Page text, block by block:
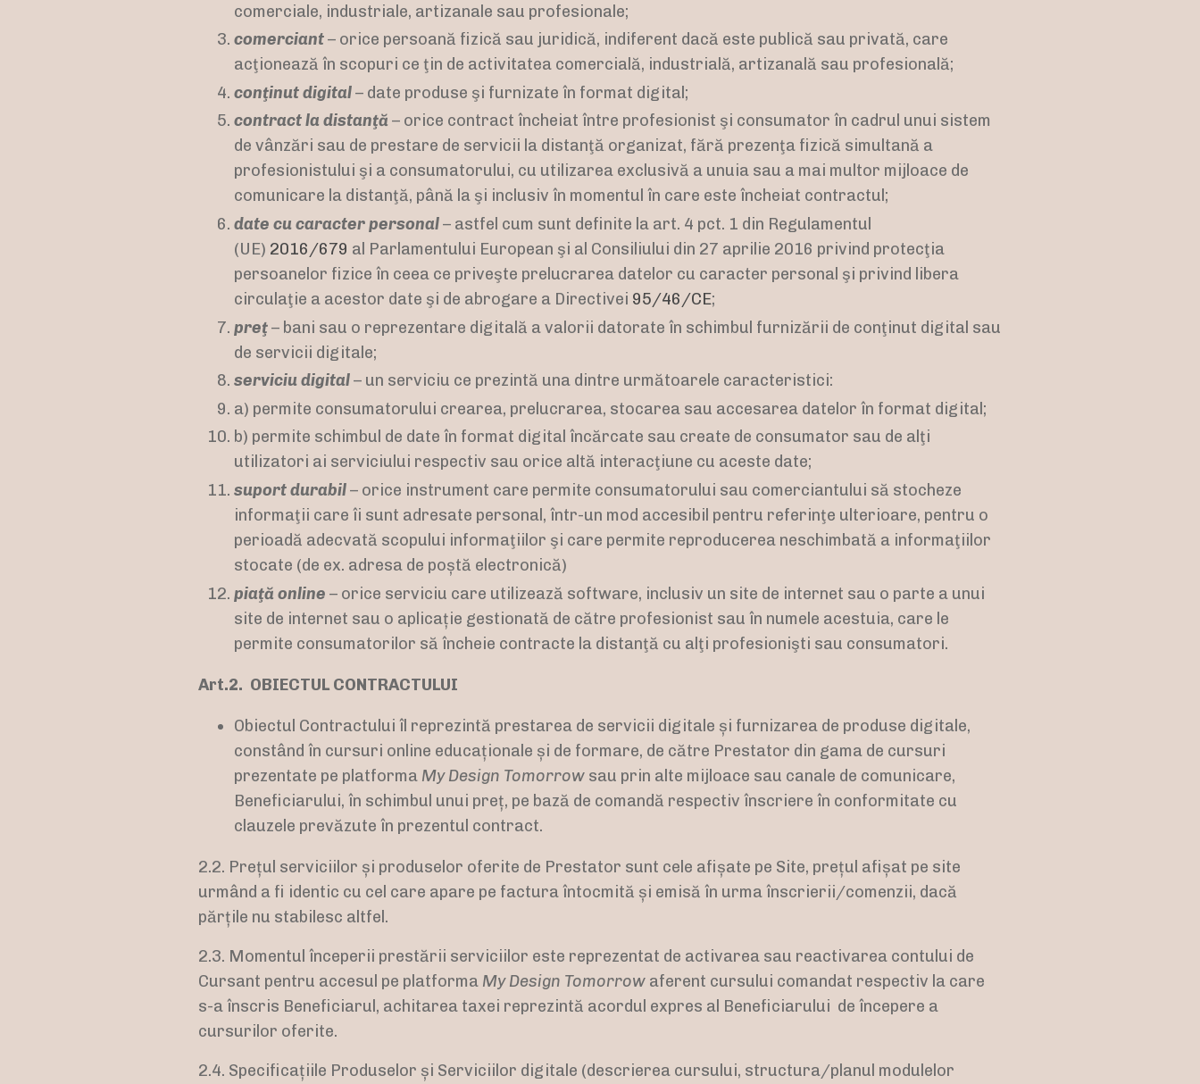
comerciale, industriale, artizanale sau profesionale;
comerciant– orice persoană fizică sau juridică, indiferent dacă este publică sau privată, care
acţionează în scopuri ce ţin de activitatea comercială, industrială, artizanală sau profesională;
conţinut digital– date produse şi furnizate în format digital;
contract la distanţă– orice contract încheiat între profesionist şi consumator în cadrul unui sistem
de vânzări sau de prestare de servicii la distanţă organizat, fără prezenţa fizică simultană a
profesionistului şi a consumatorului, cu utilizarea exclusivă a unuia sau a mai multor mijloace de
comunicare la distanţă, până la şi inclusiv în momentul în care este încheiat contractul;
date cu caracter personal– astfel cum sunt definite la art. 4 pct. 1 din Regulamentul
(UE) 2016/679 al Parlamentului European şi al Consiliului din 27 aprilie 2016 privind protecţia
persoanelor fizice în ceea ce priveşte prelucrarea datelor cu caracter personal şi privind libera
circulaţie a acestor date şi de abrogare a Directivei 95/46/CE;
preţ– bani sau o reprezentare digitală a valorii datorate în schimbul furnizării de conţinut digital sau
de servicii digitale;
serviciu digital– un serviciu ce prezintă una dintre următoarele caracteristici:
a) permite consumatorului crearea, prelucrarea, stocarea sau accesarea datelor în format digital;
b) permite schimbul de date în format digital încărcate sau create de consumator sau de alţi
utilizatori ai serviciului respectiv sau orice altă interacţiune cu aceste date;
suport durabil– orice instrument care permite consumatorului sau comerciantului să stocheze
informaţii care îi sunt adresate personal, într-un mod accesibil pentru referinţe ulterioare, pentru o
perioadă adecvată scopului informaţiilor şi care permite reproducerea neschimbată a informaţiilor
stocate (de ex. adresa de poștă electronică)
piaţă online – orice serviciu care utilizează software, inclusiv un site de internet sau o parte a unui
site de internet sau o aplicație gestionată de către profesionist sau în numele acestuia, care le
permite consumatorilor să încheie contracte la distanţă cu alţi profesionişti sau consumatori.
Art.2. OBIECTUL CONTRACTULUI
Obiectul Contractului îl reprezintă prestarea de servicii digitale și furnizarea de produse digitale,
constând în cursuri online educaționale și de formare, de către Prestator din gama de cursuri
prezentate pe platforma My Design Tomorrow sau prin alte mijloace sau canale de comunicare,
Beneficiarului, în schimbul unui preț, pe bază de comandă respectiv înscriere în conformitate cu
clauzele prevăzute în prezentul contract.
2.2. Prețul serviciilor și produselor oferite de Prestator sunt cele afișate pe Site, prețul afișat pe site
urmând a fi identic cu cel care apare pe factura întocmită și emisă în urma înscrierii/comenzii, dacă
părțile nu stabilesc altfel.
2.3. Momentul începerii prestării serviciilor este reprezentat de activarea sau reactivarea contului de
Cursant pentru accesul pe platforma My Design Tomorrow aferent cursului comandat respectiv la care
s-a înscris Beneficiarul, achitarea taxei reprezintă acordul expres al Beneficiarului de începere a
cursurilor oferite.
2.4. Specificațiile Produselor și Serviciilor digitale (descrierea cursului, structura/planul modulelor